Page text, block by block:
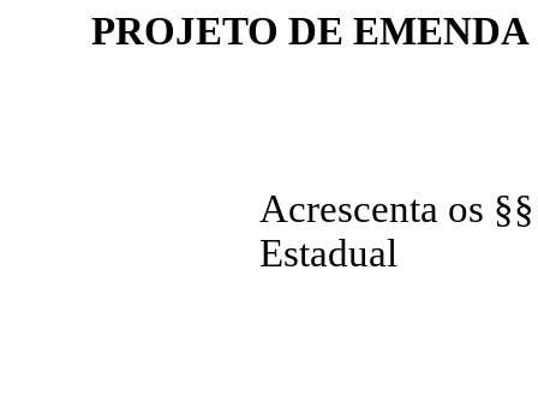
PROJETO DE
Acrescenta os
Estadual